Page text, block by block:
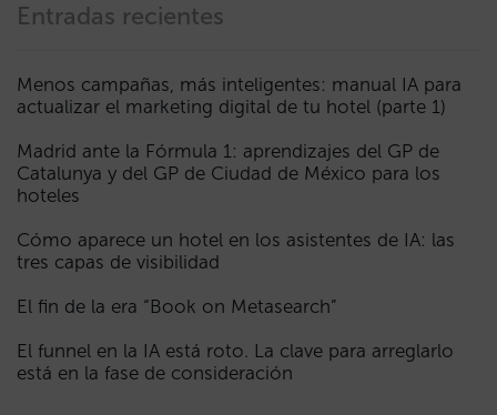
Entradas recientes
Menos campañas, más inteligentes: manual IA para
actualizar el marketing digital de tu hotel (parte 1)
Madrid ante la Fórmula 1: aprendizajes del GP de
Catalunya y del GP de Ciudad de México para los
hoteles
Cómo aparece un hotel en los asistentes de IA: las
tres capas de visibilidad
El fin de la era “Book on Metasearch”
El funnel en la IA está roto. La clave para arreglarlo
está en la fase de consideración